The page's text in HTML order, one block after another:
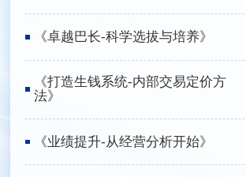
《卓越巴长-科学选拔与培养》
《打造生钱系统-内部交易定价方
法》
《业绩提升-从经营分析开始》